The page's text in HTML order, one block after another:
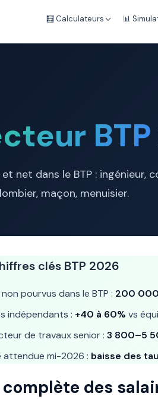
🧮 Calculateurs 📊
BTP
net dans le BTP : ingénieur,
maçon, menuisier.
clés BTP 2026
pourvus dans le BTP : 200
indépendants : +40 à 60% vs
de travaux senior : 3 800–5
attendue mi-2026 : baisse des
des